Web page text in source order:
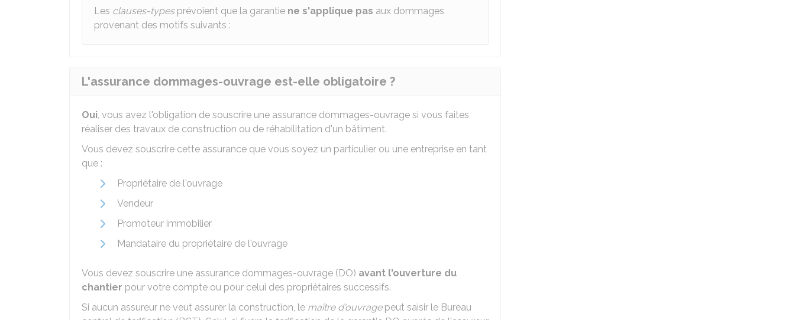
Les clauses-typesprévoient que la garantie ne s'applique pas aux dommages
provenant des motifs suivants :
L'assurance dommages-ouvrage est-elle obligatoire ?
Oui, vous avez l'obligation de souscrire une assurance dommages-ouvrage si vous faites
réaliser des travaux de construction ou de réhabilitation d'un bâtiment.
Vous devez souscrire cette assurance que vous soyez un particulier ou une entreprise en tant
que :
Propriétaire de l'ouvrage
Vendeur
Promoteur immobilier
Mandataire du propriétaire de l'ouvrage
Vous devez souscrire une assurance dommages-ouvrage (DO) avant l'ouverture du
chantier pour votre compte ou pour celui des propriétaires successifs.
Si aucun assureur ne veut assurer la construction, le maître d'ouvragepeut saisir le Bureau